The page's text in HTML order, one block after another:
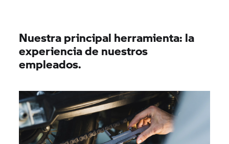
Nuestra principal herramienta: la
experiencia de nuestros
empleados.